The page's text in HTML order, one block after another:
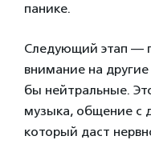
панике.
Следующий этап —
внимание на
бы нейтральные.
музыка, общение с
который даст